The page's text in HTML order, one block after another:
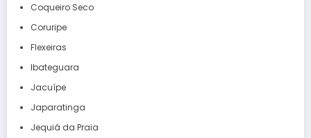
Coqueiro Seco
Coruripe
Flexeiras
Ibateguara
Jacuípe
Japaratinga
Jequiá da Praia